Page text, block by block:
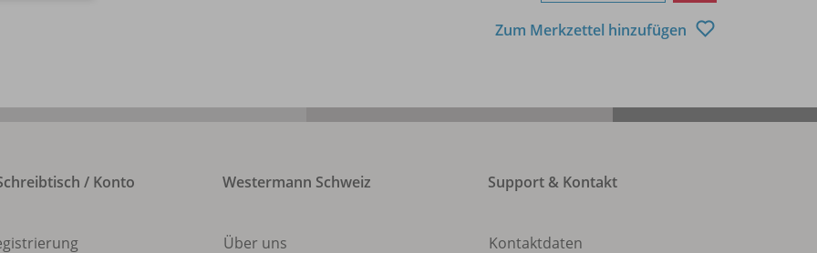
Zum Merkzettel hinzufügen
/ Konto Westermann Schweiz
Über uns
Support & Kontakt
Kontaktdaten